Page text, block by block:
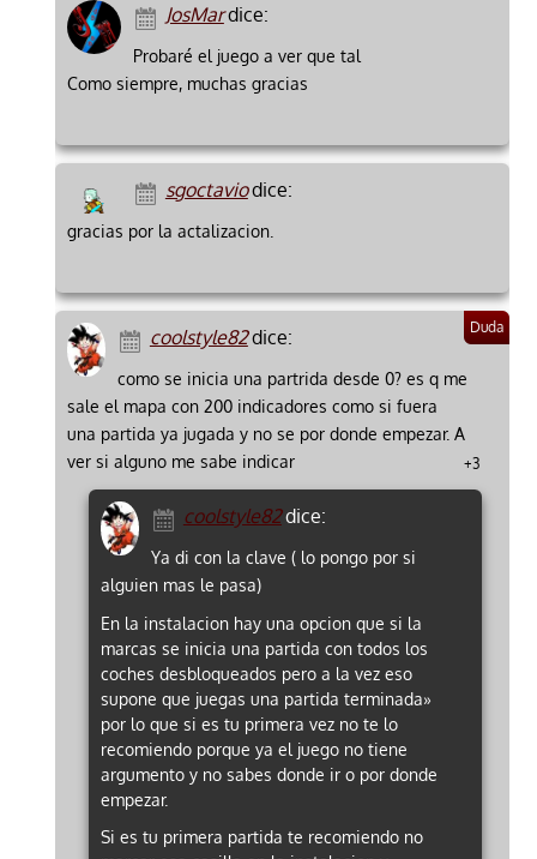
JosMardice:
Probaré el juego a ver que tal
Como siempre, muchas gracias
sgoctaviodice:
gracias por la actalizacion.
coolstyle82dice:
como se inicia una partrida desde 0? es q me
sale el mapa con 200 indicadores como si fuera
una partida ya jugada y no se por donde empezar. A
ver si alguno me sabe indicar
+3
coolstyle82dice:
Ya di con la clave ( lo pongo por si
alguien mas le pasa)
En la instalacion hay una opcion que si la
marcas se inicia una partida con todos los
coches desbloqueados pero a la vez eso
supone que juegas una partida terminada»
por lo que si es tu primera vez no te lo
recomiendo porque ya el juego no tiene
argumento y no sabes donde ir o por donde
empezar.
Si es tu primera partida te recomiendo no